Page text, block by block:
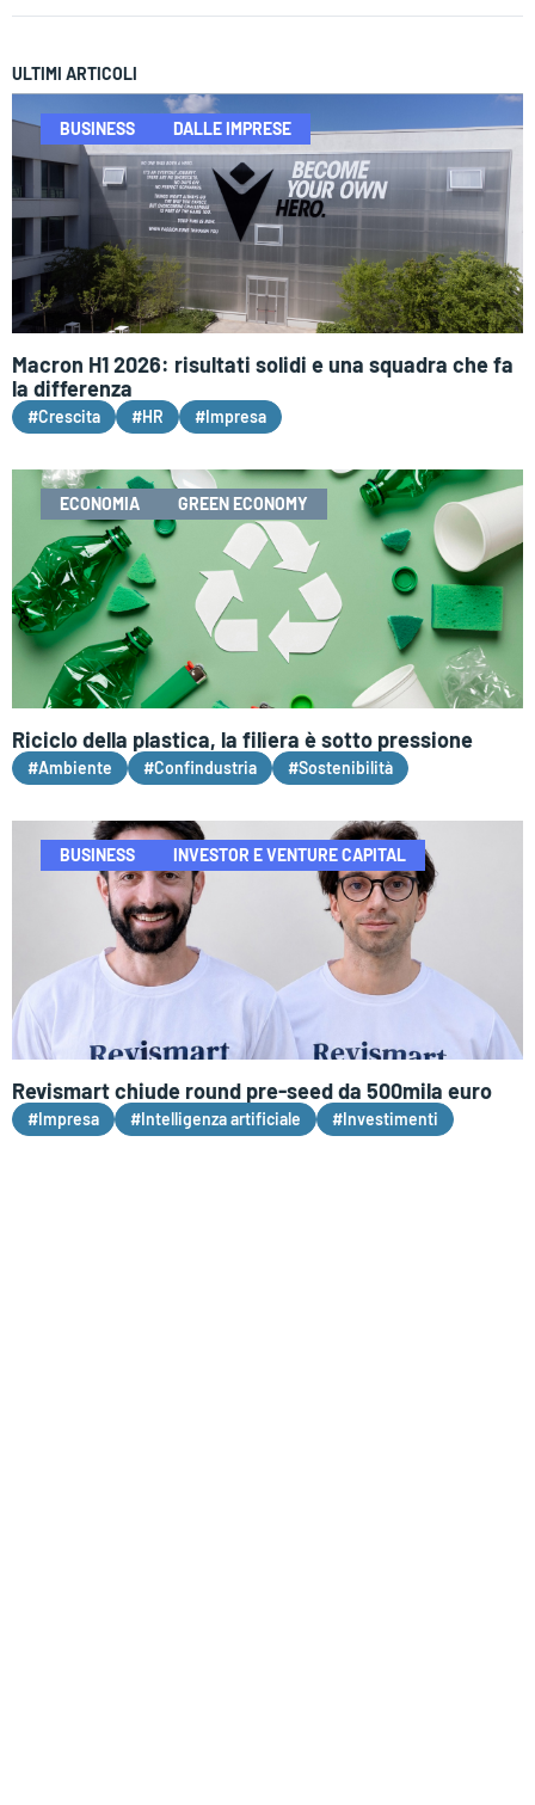
ULTIMI ARTICOLI
BUSINESS DALLE IMPRESE
Macron H1 2026: risultati solidi e una squadra che fa
la differenza
#Crescita #HR #Impresa
ECONOMIA GREEN ECONOMY
Riciclo della plastica, la filiera è sotto pressione
#Ambiente #Confindustria #Sostenibilità
BUSINESS INVESTOR E VENTURE CAPITAL
Revismart chiude round pre-seed da 500mila euro
#Impresa #Intelligenza artificiale #Investimenti